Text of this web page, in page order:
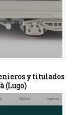
y titulados
(Lugo)